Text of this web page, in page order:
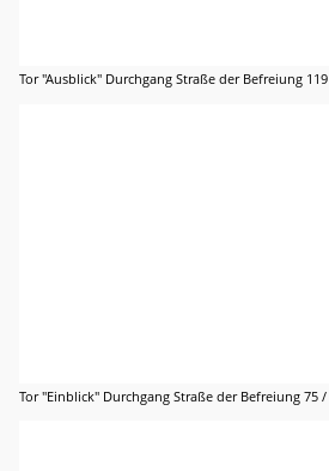
Tor "Ausblick" Durchgang Straße der Befreiung
Tor "Einblick" Durchgang Straße der Befreiung 75 /